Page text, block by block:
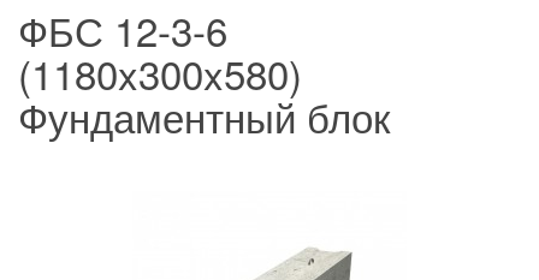
ФБС 12-3-6
(1180x300x580)
Фундаментный блок